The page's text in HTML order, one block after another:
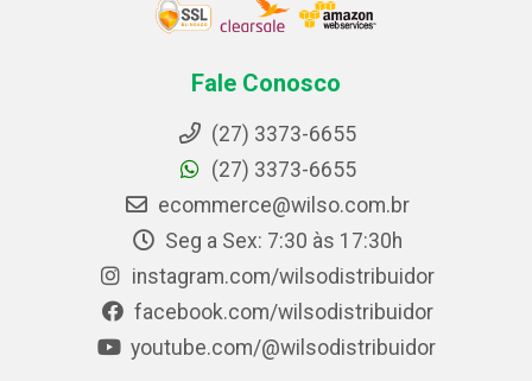
Fale Conosco
(27) 3373-6655
(27) 3373-6655
ecommerce@wilso.com.br
Seg a Sex: 7:30 às 17:30h
instagram.com/wilsodistribuidor
facebook.com/wilsodistribuidor
youtube.com/@wilsodistribuidor